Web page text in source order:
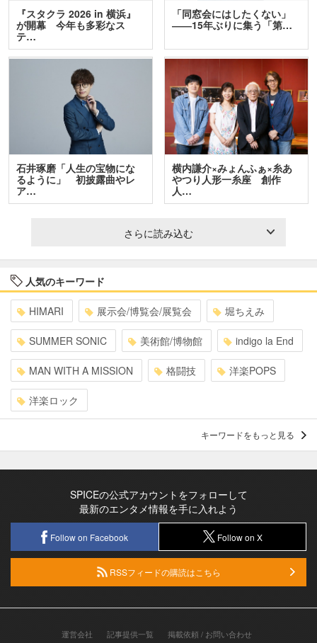
『スタクラ 2026 in 横浜』
が開幕 今年も多彩なス
テ…
「同窓会にはしたくない」
――15年ぶりに集う「第…
石井琢磨「人生の宝物にな
るように」 初披露曲やレ
ア…
横内謙介×みょんふぁ×糸あ
やつり人形一糸座 創作
人…
さらに読み込む
人気のキーワード
HIMARI 展示会/博覧会/展覧会 堀ちえみ
SUMMER SONIC 美術館/博物館 indigo la End
MAN WITH A MISSION 格闘技 洋楽POPS
洋楽ロック
キーワードをもっと見る
SPICEの公式アカウントをフォローして
最新のエンタメ情報を手に入れよう
Follow on Facebook Follow on X
RSSフィードの購読はこちら
運営会社 記事提供一覧 掲載依頼 / お問い合わせ